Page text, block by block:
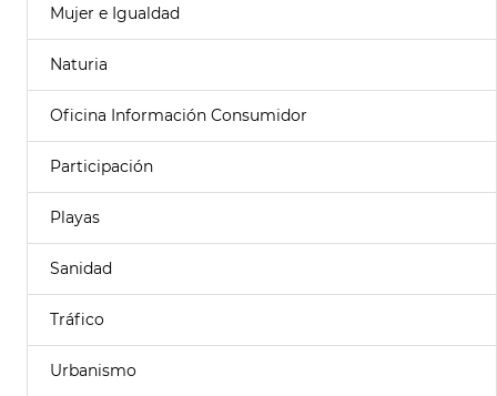
Mujer e Igualdad
Naturia
Oficina Información Consumidor
Participación
Playas
Sanidad
Tráfico
Urbanismo